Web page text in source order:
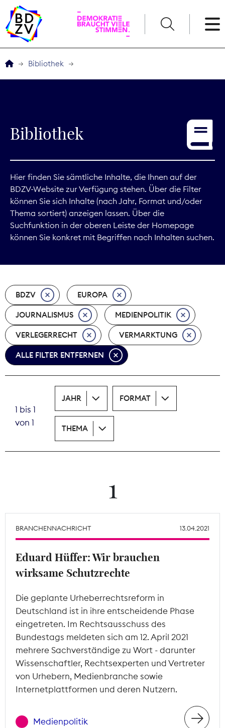
Service
Digitales
Kommunikation
Marktdaten
Nachhaltigkeit
Nachwuchs
Nova Award
Print
Wächterpreis
Mitgliederbereich
Bibliothek
Bibliothek
Hier finden Sie sämtliche Inhalte, die Ihnen auf der
BDZV-Website zur Verfügung stehen. Über die Filter
können Sie sich Inhalte (nach Jahr, Format und/oder
Thema sortiert) anzeigen lassen. Über die
Suchfunktion in der oberen Leiste der Homepage
können Sie konkret mit Begriffen nach Inhalten suchen.
BDZV EUROPA
JOURNALISMUS MEDIENPOLITIK
VERLEGERRECHT VERMARKTUNG
ALLE FILTER ENTFERNEN
1 bis 1
von 1
JAHR FORMAT
THEMA
1
BRANCHENNACHRICHT 13.04.2021
Eduard Hüffer: Wir brauchen
wirksame Schutzrechte
Die geplante Urheberrechtsreform in
Deutschland ist in ihre entscheidende Phase
eingetreten. Im Rechtsausschuss des
Bundestags meldeten sich am 12. April 2021
mehrere Sachverständige zu Wort - darunter
Wissenschaftler, Rechtsexperten und Vertreter
von Urhebern, Medienbranche sowie
Internetplattformen und deren Nutzern.
Medienpolitik